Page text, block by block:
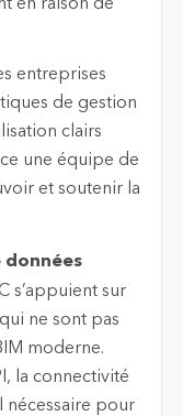
en raison de
entreprises
de gestion
clairs
une équipe de
et soutenir la
données
s’appuient sur
ne sont pas
moderne.
la connectivité
nécessaire pour